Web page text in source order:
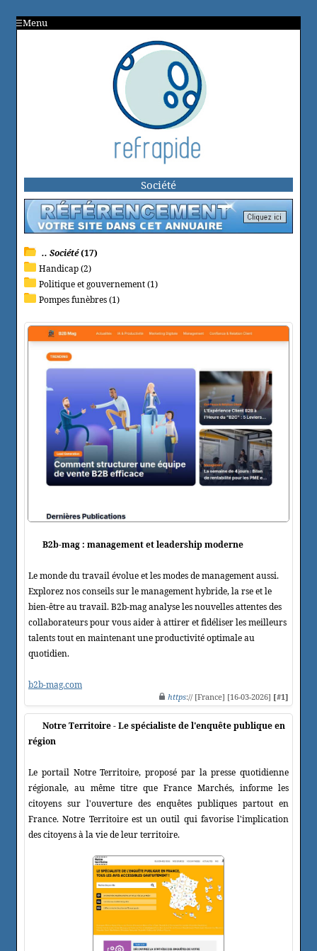
Menu
Société
.. Société(17)
Handicap (2)
Politique et gouvernement (1)
Pompes funèbres (1)
B2b-mag : management et leadership moderne
Le monde du travail évolue et les modes de management aussi.
Explorez nos conseils sur le management hybride, la rse et le
bien-être au travail. B2b-mag analyse les nouvelles attentes des
collaborateurs pour vous aider à attirer et fidéliser les meilleurs
talents tout en maintenant une productivité optimale au
quotidien.
b2b-mag.com
https:// [France] [16-03-2026] [#1]
Notre Territoire - Le spécialiste de l'enquête publique en
région
Le portail Notre Territoire, proposé par la presse quotidienne
régionale, au même titre que France Marchés, informe les
citoyens sur l'ouverture des enquêtes publiques partout en
France. Notre Territoire est un outil qui favorise l'implication
des citoyens à la vie de leur territoire.